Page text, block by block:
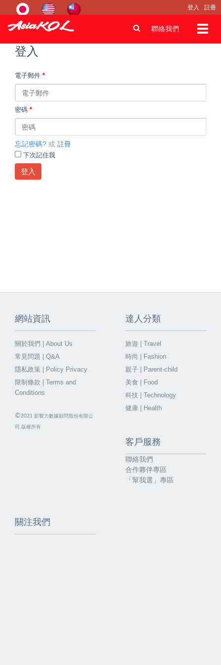
登入 註冊
聯絡我們
登入
電子郵件 *
密碼 *
忘記密碼? 或 註冊
下次記住我
登入
網站資訊
關於我們 | About Us
常見問題 | Q&A
隱私政策 | Policy Privacy
限制條款 | Terms and
Conditions
©2021 影響力數據顧問股份有限公
司.版權所有
達人分類
旅遊 | Travel
時尚 | Fashion
親子 | Parent-child
美食 | Food
科技 | Technology
健康 | Health
客戶服務
聯絡我們
合作夥伴專區
「幫我選」專區
關注我們